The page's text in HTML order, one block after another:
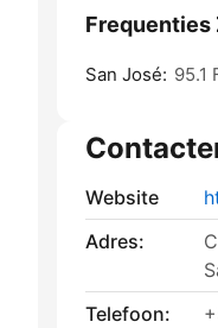
Frequenties
San José: 95.1
Website
Adres:
Telefoon: